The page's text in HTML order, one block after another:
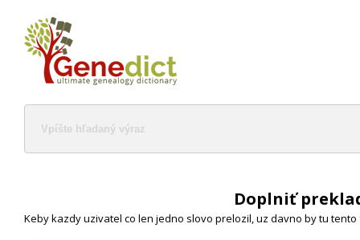
Doplniť
Keby kazdy uzivatel co len jedno slovo prelozil, uz davno by tu